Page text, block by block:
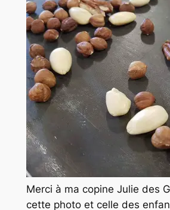
Merci à ma copine Julie des
cette photo et celle des